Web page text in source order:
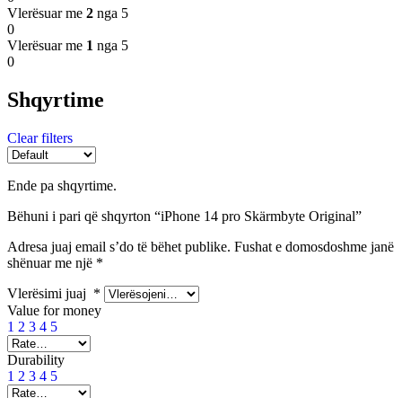
Vlerësuar me 2 nga 5
0
Vlerësuar me 1 nga 5
0
Shqyrtime
Clear filters
Ende pa shqyrtime.
Bëhuni i pari që shqyrton “iPhone 14 pro Skärmbyte Original”
Adresa juaj email s’do të bëhet publike. Fushat e domosdoshme janë
shënuar me një *
Vlerësimi juaj *
Value for money
1 2 3 4 5
Durability
1 2 3 4 5